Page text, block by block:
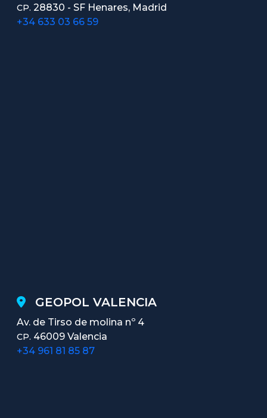
CP. 28830 - SF Henares, Madrid
+34 633 03 66 59
GEOPOL VALENCIA
Av. de Tirso de molina nº 4
CP. 46009 Valencia
+34 961 81 85 87